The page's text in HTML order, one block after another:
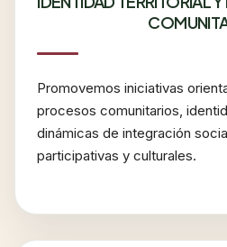
Promovemos iniciativas
procesos comunitarios,
dinámicas de integración
participativas y culturales.